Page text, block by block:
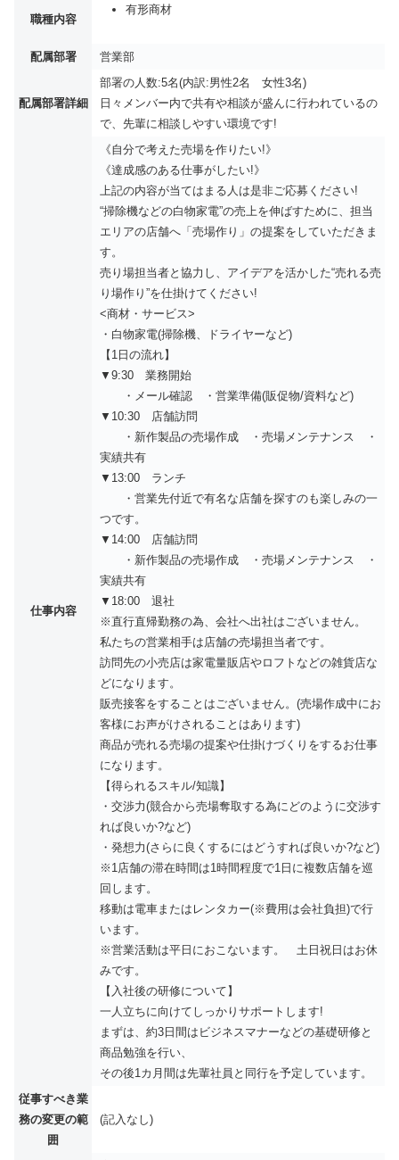
職種内容
有形商材
配属部署 営業部
配属部署詳細
部署の人数:5名(内訳:男性2名 女性3名)
日々メンバー内で共有や相談が盛んに行われているの
で、先輩に相談しやすい環境です!
仕事内容
《自分で考えた売場を作りたい!》
《達成感のある仕事がしたい!》
上記の内容が当てはまる人は是非ご応募ください!
“掃除機などの白物家電”の売上を伸ばすために、担当
エリアの店舗へ「売場作り」の提案をしていただきま
す。
売り場担当者と協力し、アイデアを活かした“売れる売
り場作り”を仕掛けてください!
<商材・サービス>
・白物家電(掃除機、ドライヤーなど)
【1日の流れ】
▼9:30 業務開始
・メール確認 ・営業準備(販促物/資料など)
▼10:30 店舗訪問
・新作製品の売場作成 ・売場メンテナンス ・
実績共有
▼13:00 ランチ
・営業先付近で有名な店舗を探すのも楽しみの一
つです。
▼14:00 店舗訪問
・新作製品の売場作成 ・売場メンテナンス ・
実績共有
▼18:00 退社
※直行直帰勤務の為、会社へ出社はございません。
私たちの営業相手は店舗の売場担当者です。
訪問先の小売店は家電量販店やロフトなどの雑貨店な
どになります。
販売接客をすることはございません。(売場作成中にお
客様にお声がけされることはあります)
商品が売れる売場の提案や仕掛けづくりをするお仕事
になります。
【得られるスキル/知識】
・交渉力(競合から売場奪取する為にどのように交渉す
れば良いか?など)
・発想力(さらに良くするにはどうすれば良いか?など)
※1店舗の滞在時間は1時間程度で1日に複数店舗を巡
回します。
移動は電車またはレンタカー(※費用は会社負担)で行
います。
※営業活動は平日におこないます。 土日祝日はお休
みです。
【入社後の研修について】
一人立ちに向けてしっかりサポートします!
まずは、約3日間はビジネスマナーなどの基礎研修と
商品勉強を行い、
その後1カ月間は先輩社員と同行を予定しています。
従事すべき業
務の変更の範
囲
(記入なし)